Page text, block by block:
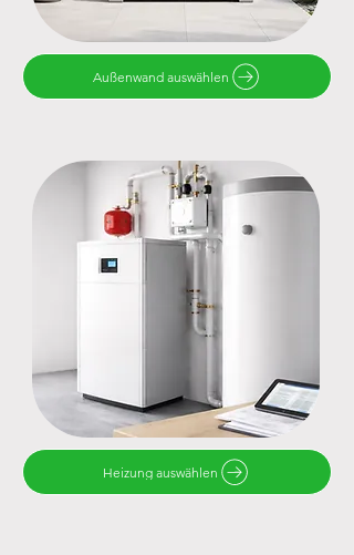
Außenwand auswählen
Heizung auswählen